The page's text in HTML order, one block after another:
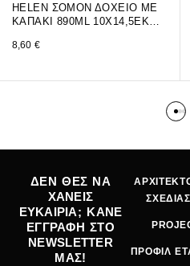
HELEN ΣΟΜΟΝ ΔΟΧΕΙΟ ΜΕ
ΚΑΠΑΚΙ 890ML 10X14,5EK…
8,60 €
ΔΕΝ ΘΕΣ ΝΑ
ΧΑΝΕΙΣ
ΕΥΚΑΙΡΙΑ; ΚΑΝΕ
ΕΓΓΡΑΦΗ ΣΤΟ
NEWSLETTER
ΜΑΣ!
ΠΡΟΦΙΛ